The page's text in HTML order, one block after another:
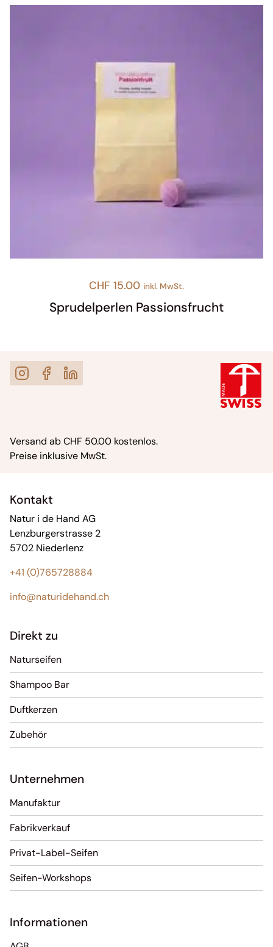
CHF 15.00 inkl. MwSt.
Sprudelperlen Passionsfrucht
Versand ab CHF 50.00 kostenlos.
Preise inklusive MwSt.
Kontakt
Natur i de Hand AG
Lenzburgerstrasse 2
5702 Niederlenz
+41 (0)765728884
info@naturidehand.ch
Direkt zu
Naturseifen
Shampoo Bar
Duftkerzen
Zubehör
Unternehmen
Manufaktur
Fabrikverkauf
Privat-Label-Seifen
Seifen-Workshops
Informationen